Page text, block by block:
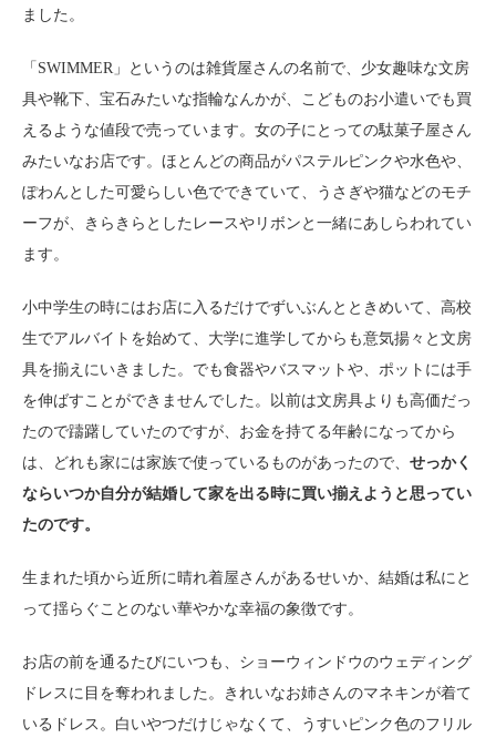
ました。
「SWIMMER」というのは雑貨屋さんの名前で、少女趣味な文房
具や靴下、宝石みたいな指輪なんかが、こどものお小遣いでも買
えるような値段で売っています。女の子にとっての駄菓子屋さん
みたいなお店です。ほとんどの商品がパステルピンクや水色や、
ぽわんとした可愛らしい色でできていて、うさぎや猫などのモチ
ーフが、きらきらとしたレースやリボンと一緒にあしらわれてい
ます。
小中学生の時にはお店に入るだけでずいぶんとときめいて、高校
生でアルバイトを始めて、大学に進学してからも意気揚々と文房
具を揃えにいきました。でも食器やバスマットや、ポットには手
を伸ばすことができませんでした。以前は文房具よりも高価だっ
たので躊躇していたのですが、お金を持てる年齢になってから
は、どれも家には家族で使っているものがあったので、 せっかく
ならいつか自分が結婚して家を出る時に買い揃えようと思ってい
たのです。
生まれた頃から近所に晴れ着屋さんがあるせいか、結婚は私にと
って揺らぐことのない華やかな幸福の象徴です。
お店の前を通るたびにいつも、ショーウィンドウのウェディング
ドレスに目を奪われました。きれいなお姉さんのマネキンが着て
いるドレス。白いやつだけじゃなくて、うすいピンク色のフリル